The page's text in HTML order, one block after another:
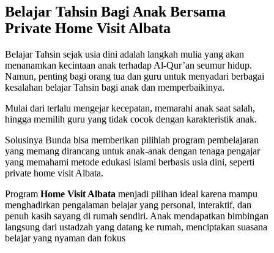
Belajar Tahsin Bagi Anak Bersama
Private Home Visit Albata
Belajar Tahsin sejak usia dini adalah langkah mulia yang akan
menanamkan kecintaan anak terhadap Al-Qur’an seumur hidup.
Namun, penting bagi orang tua dan guru untuk menyadari berbagai
kesalahan belajar Tahsin bagi anak dan memperbaikinya.
Mulai dari terlalu mengejar kecepatan, memarahi anak saat salah,
hingga memilih guru yang tidak cocok dengan karakteristik anak.
Solusinya Bunda bisa memberikan pilihlah program pembelajaran
yang memang dirancang untuk anak-anak dengan tenaga pengajar
yang memahami metode edukasi islami berbasis usia dini, seperti
private home visit Albata.
Program Home Visit Albata menjadi pilihan ideal karena mampu
menghadirkan pengalaman belajar yang personal, interaktif, dan
penuh kasih sayang di rumah sendiri. Anak mendapatkan bimbingan
langsung dari ustadzah yang datang ke rumah, menciptakan suasana
belajar yang nyaman dan fokus